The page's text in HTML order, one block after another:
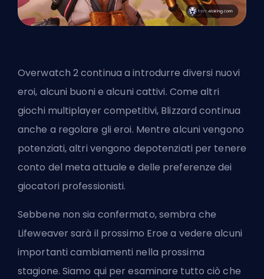
Overwatch 2 continua a introdurre diversi nuovi
eroi, alcuni buoni e alcuni cattivi. Come altri
giochi multiplayer competitivi, Blizzardcontinua
anche a regolare gli eroi. Mentre alcuni vengono
potenziati, altri vengono depotenziati per tenere
conto del meta attuale e delle preferenze dei
giocatori professionisti.
Sebbene non sia confermato, sembra che
Lifeweaver sarà il prossimo Eroe a vedere alcuni
importanti cambiamenti nella prossima
stagione. Siamo qui per esaminare tutto ciò che